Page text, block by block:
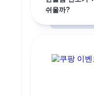
쉬울까?